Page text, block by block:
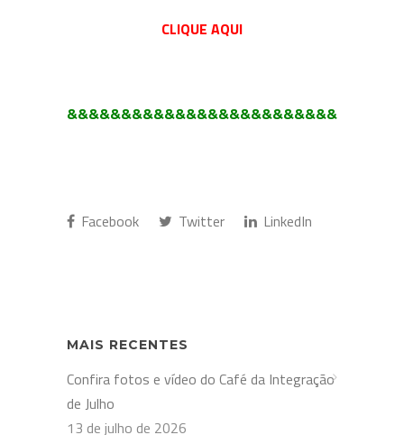
CLIQUE AQUI
Facebook Twitter LinkedIn
MAIS RECENTES
Confira fotos e vídeo do Café da Integração
de Julho
13 de julho de 2026